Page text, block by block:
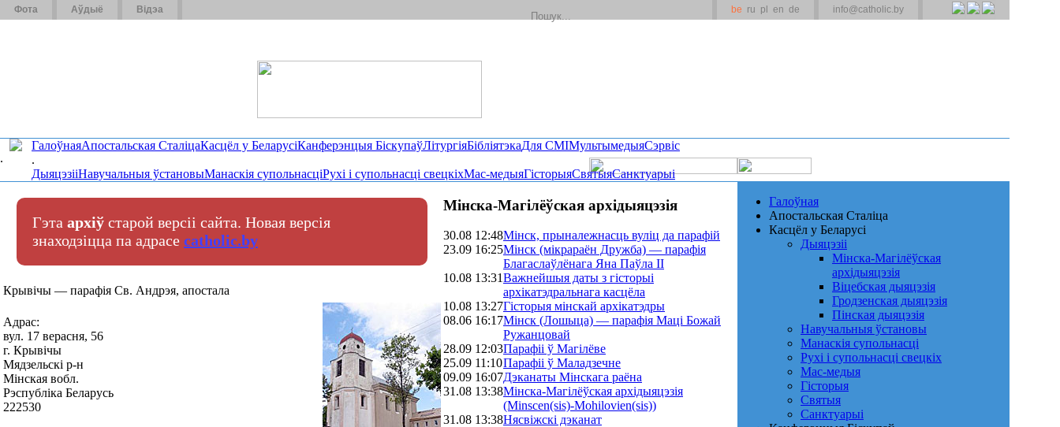
Фота Аўдыё Відэа be ru pl en de info@catholic.by
.
ГалоўнаяАпостальская СталіцаКасцёл у БеларусіКанферэнцыя БіскупаўЛітургіяБібліятэкаДля СМІМультымедыяСэрвіс
.
ДыяцэзііНавучальныя ўстановыМанаскія супольнасціРухі і супольнасці свецкіхМас-медыяГісторыяСвятыяСанктуарыі
Гэта архіў старой версіі сайта. Новая версія
знаходзіцца па адрасе catholic.by
Крывічы — парафія Св. Андрэя, апостала
Адрас:
вул. 17 верасня, 56
г. Крывічы
Мядзельскі р-н
Мінская вобл.
Рэспубліка Беларусь
222530
Мінска-Магілёўская архідыяцэзія
30.08 12:48Мінск, прыналежнасць вуліц да парафій
23.09 16:25Мінск (мікрараён Дружба) — парафія
Благаслаўлёнага Яна Паўла ІІ
10.08 13:31Важнейшыя даты з гісторыі
архікатэдральнага касцёла
10.08 13:27Гісторыя мінскай архікатэдры
08.06 16:17Мінск (Лошыца) — парафія Маці Божай
Ружанцовай
28.09 12:03Парафіі ў Магілёве
25.09 11:10Парафіі ў Маладзечне
09.09 16:07Дэканаты Мінскага раёна
31.08 13:38Мінска-Магілёўская архідыяцэзія
(Minscen(sis)-Mohilovien(sis))
31.08 13:38Нясвіжскі дэканат
Галоўная
Апостальская Сталіца
Касцёл у Беларусі
Дыяцэзіі
Мінска-Магілёўская
архідыяцэзія
Віцебская дыяцэзія
Гродзенская дыяцэзія
Пінская дыяцэзія
Навучальныя ўстановы
Манаскія супольнасці
Рухі і супольнасці свецкіх
Мас-медыя
Гісторыя
Святыя
Санктуарыі